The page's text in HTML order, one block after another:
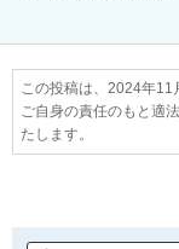
この投稿は、2024年11
ご自身の責任のもと適
たします。